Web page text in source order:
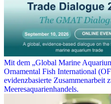
Mit dem „Global Marine
Ornamental Fish International
evidenzbasierte Zusammenarbeit
Meeresaquarienhandels.